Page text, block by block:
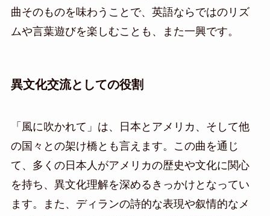
曲そのものを味わうことで、英語ならではのリズ
ムや言葉遊びを楽しむことも、また一興です。
異文化交流としての役割
「風に吹かれて」は、日本とアメリカ、そして他
の国々との架け橋とも言えます。この曲を通じ
て、多くの日本人がアメリカの歴史や文化に関心
を持ち、異文化理解を深めるきっかけとなってい
ます。また、ディランの詩的な表現や叙情的なメ